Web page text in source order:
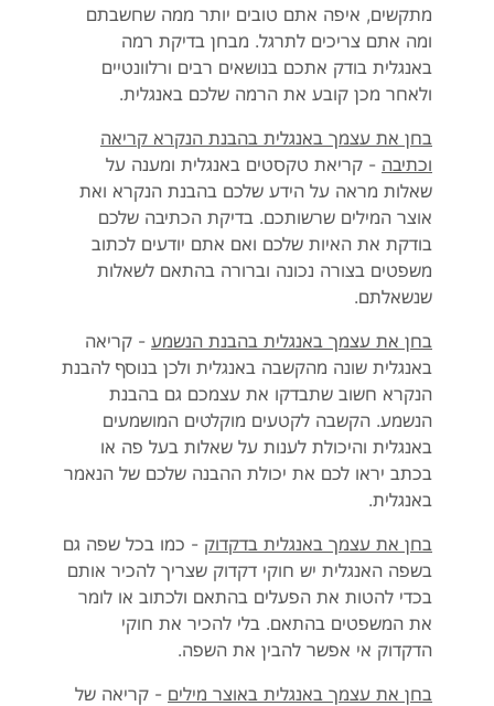
מתקשים, איפה אתם טובים יותר ממה שחשבתם
ומה אתם צריכים לתרגל. מבחן בדיקת רמה
באנגלית בודק אתכם בנושאים רבים ורלוונטיים
ולאחר מכן קובע את הרמה שלכם באנגלית.
בחן את עצמך באנגלית בהבנת הנקרא קריאה
וכתיבה- קריאת טקסטים באנגלית ומענה על
שאלות מראה על הידע שלכם בהבנת הנקרא ואת
אוצר המילים שרשותכם. בדיקת הכתיבה שלכם
בודקת את האיות שלכם ואם אתם יודעים לכתוב
משפטים בצורה נכונה וברורה בהתאם לשאלות
שנשאלתם.
בחן את עצמך באנגלית בהבנת הנשמע- קריאה
באנגלית שונה מהקשבה באנגלית ולכן בנוסף להבנת
הנקרא חשוב שתבדקו את עצמכם גם בהבנת
הנשמע. הקשבה לקטעים מוקלטים המושמעים
באנגלית והיכולת לענות על שאלות בעל פה או
בכתב יראו לכם את יכולת ההבנה שלכם של הנאמר
באנגלית.
בחן את עצמך באנגלית בדקדוק- כמו בכל שפה גם
בשפה האנגלית יש חוקי דקדוק שצריך להכיר אותם
בכדי להטות את הפעלים בהתאם ולכתוב או לומר
את המשפטים בהתאם. בלי להכיר את חוקי
הדקדוק אי אפשר להבין את השפה.
בחן את עצמך באנגלית באוצר מילים- קריאה של